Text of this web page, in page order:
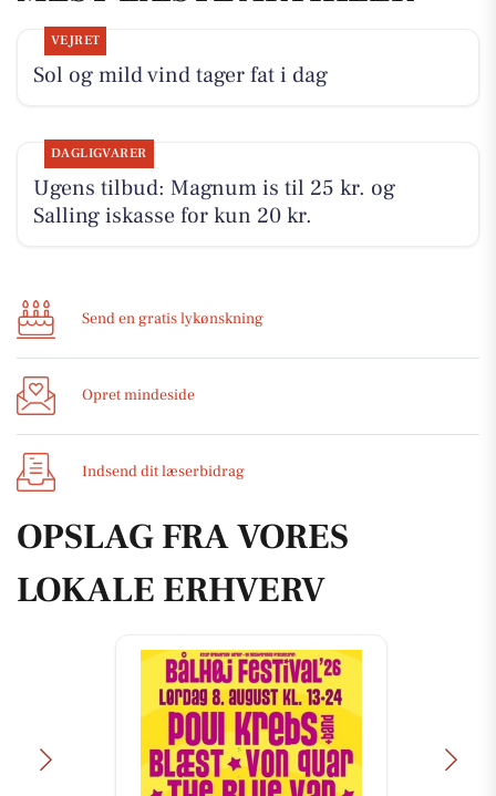
VEJRET
Sol og mild vind tager fat i dag
DAGLIGVARER
Ugens tilbud: Magnum is til 25 kr. og
Salling iskasse for kun 20 kr.
Send en gratis lykønskning
Opret mindeside
Indsend dit læserbidrag
OPSLAG FRA VORES
LOKALE ERHVERV